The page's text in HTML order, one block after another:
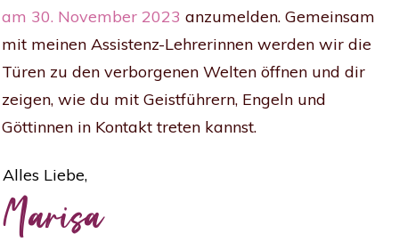
am 30. November 2023 anzumelden. Gemeinsam
mit meinen Assistenz-Lehrerinnen werden wir die
Türen zu den verborgenen Welten öffnen und dir
zeigen, wie du mit Geistführern, Engeln und
Göttinnen in Kontakt treten kannst.
Alles Liebe,
Marisa